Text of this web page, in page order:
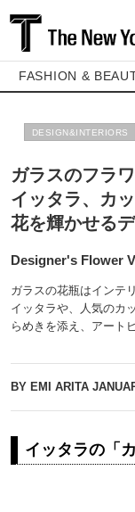
FASHION &
DESIGN&INTERIORS
ガラスのフラ
イッタラ、カ
花を輝かせる
Designer's Flower
ガラスの花瓶はインテ
イッタラや、人気のカ
らめきを添え、アート
BY EMI ARITA
イッタラの「